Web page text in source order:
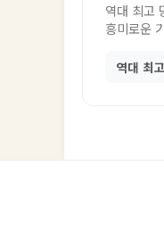
역대 최고
흥미로운
역대 최